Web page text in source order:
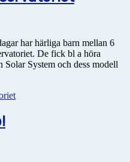
har härliga barn mellan 6
De fick bl a höra
Solar System och dess modell